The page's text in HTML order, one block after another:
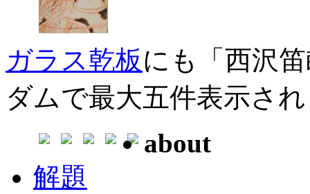
ガラス乾板にも「西沢
ダムで最大五件表示さ
about
解題